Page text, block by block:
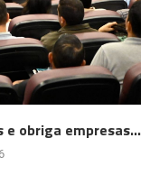
obriga empresas...